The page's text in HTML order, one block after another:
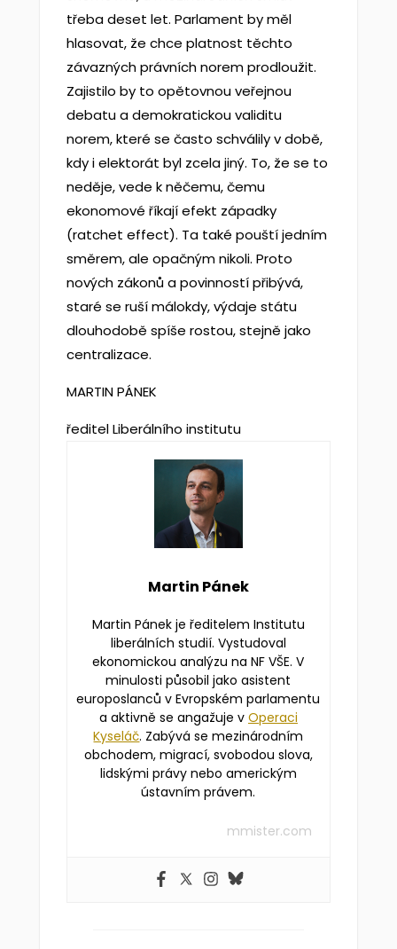
třeba deset let. Parlament by měl
hlasovat, že chce platnost těchto
závazných právních norem prodloužit.
Zajistilo by to opětovnou veřejnou
debatu a demokratickou validitu
norem, které se často schválily v době,
kdy i elektorát byl zcela jiný. To, že se to
neděje, vede k něčemu, čemu
ekonomové říkají efekt západky
(ratchet effect). Ta také pouští jedním
směrem, ale opačným nikoli. Proto
nových zákonů a povinností přibývá,
staré se ruší málokdy, výdaje státu
dlouhodobě spíše rostou, stejně jako
centralizace.
MARTIN PÁNEK
ředitel Liberálního institutu
Martin Pánek
Martin Pánek je ředitelem Institutu
liberálních studií. Vystudoval
ekonomickou analýzu na NF VŠE. V
minulosti působil jako asistent
europoslanců v Evropském parlamentu
a aktivně se angažuje v Operaci
Kyseláč. Zabývá se mezinárodním
obchodem, migrací, svobodou slova,
lidskými právy nebo americkým
ústavním právem.
mmister.com